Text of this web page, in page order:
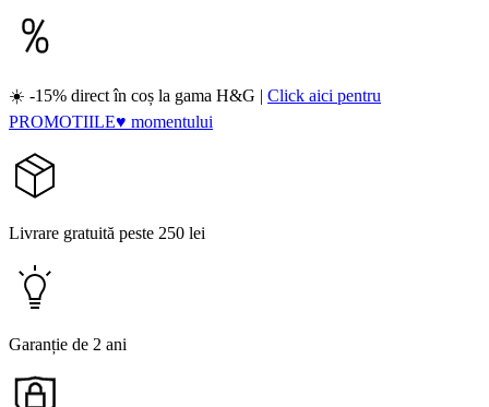
☀️ -15% direct în coș la gama H&G | Click aici pentru
PROMOTIILE♥ momentului
Livrare gratuită peste 250 lei
Garanție de 2 ani